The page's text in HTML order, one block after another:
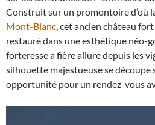
Construit sur un promontoire d’où
Mont-Blanc, cet ancien château
restauré dans une esthétique néo-
forteresse a fière allure depuis les
silhouette majestueuse se découpe
opportunité pour un rendez-vous